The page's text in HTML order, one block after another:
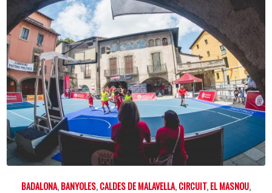
BADALONA,BANYOLES,CALDES DE MALAVELLA,CIRCUIT,EL MASNOU,